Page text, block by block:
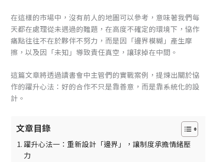
在這樣的市場中，沒有前人的地圖可以參考，意味著我們每
天都在處理從未遇過的難題，在高度不確定的環境下，協作
痛點往往不在於夥伴不努力，而是因「邊界模糊」產生摩
擦，以及因「未知」導致責任真空，讓球掉在中間。
這篇文章將透過讀書會中主管們的實戰案例，提煉出關於協
作的躍升心法：好的合作不只是靠善意，而是靠系統化的設
計。
文章目錄
躍升心法一：重新設計「邊界」，讓制度承擔情緒壓
力